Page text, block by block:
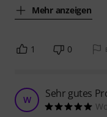
Mehr anzeigen
1 0
W Sehr gutes